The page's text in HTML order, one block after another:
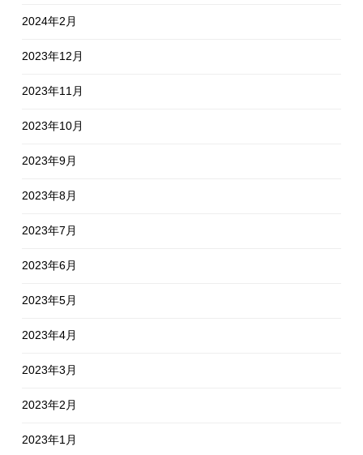
2024年2月
2023年12月
2023年11月
2023年10月
2023年9月
2023年8月
2023年7月
2023年6月
2023年5月
2023年4月
2023年3月
2023年2月
2023年1月